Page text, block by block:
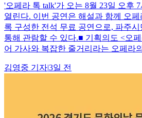
'오페라 톡 talk'가 오는 8월 23일 오후
열린다. 이번 공연은 해설과 함께 오
록 구성한 전석 무료 공연으로, 파주
통해 관람할 수 있다.■ 기획의도 <오
어 가사와 복잡한 줄거리라는 오페라의
김영중 기자|3일 전